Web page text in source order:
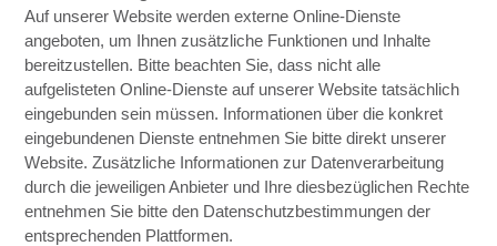
Auf unserer Website werden externe Online-Dienste
angeboten, um Ihnen zusätzliche Funktionen und Inhalte
bereitzustellen. Bitte beachten Sie, dass nicht alle
aufgelisteten Online-Dienste auf unserer Website tatsächlich
eingebunden sein müssen. Informationen über die konkret
eingebundenen Dienste entnehmen Sie bitte direkt unserer
Website. Zusätzliche Informationen zur Datenverarbeitung
durch die jeweiligen Anbieter und Ihre diesbezüglichen Rechte
entnehmen Sie bitte den Datenschutzbestimmungen der
entsprechenden Plattformen.